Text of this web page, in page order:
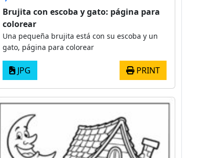
Brujita con escoba y gato: página para
colorear
Una pequeña brujita está con su escoba y un
gato, página para colorear
JPG PRINT